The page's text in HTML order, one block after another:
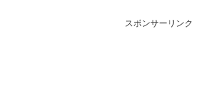
スポンサーリンク